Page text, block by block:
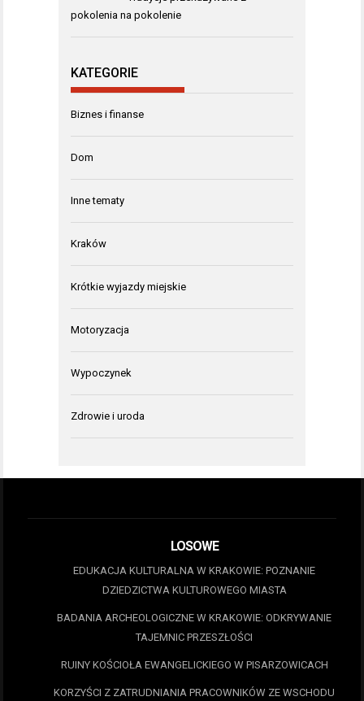
pokolenia na pokolenie
KATEGORIE
Biznes i finanse
Dom
Inne tematy
Kraków
Krótkie wyjazdy miejskie
Motoryzacja
Wypoczynek
Zdrowie i uroda
LOSOWE
EDUKACJA KULTURALNA W KRAKOWIE: POZNANIE
DZIEDZICTWA KULTUROWEGO MIASTA
BADANIA ARCHEOLOGICZNE W KRAKOWIE: ODKRYWANIE
TAJEMNIC PRZESZŁOŚCI
RUINY KOŚCIOŁA EWANGELICKIEGO W PISARZOWICACH
KORZYŚCI Z ZATRUDNIANIA PRACOWNIKÓW ZE WSCHODU